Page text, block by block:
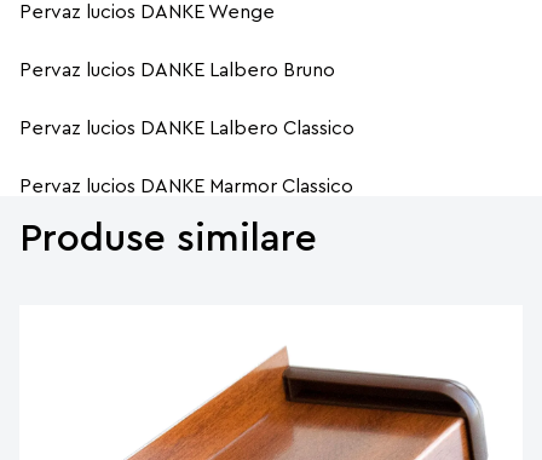
Pervaz lucios DANKE Wenge
Pervaz lucios DANKE Lalbero Bruno
Pervaz lucios DANKE Lalbero Classico
Pervaz lucios DANKE Marmor Classico
Produse similare